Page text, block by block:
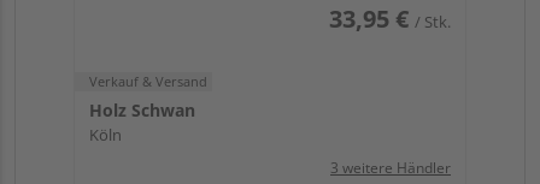
33,95 € / Stk.
Verkauf & Versand
Holz Schwan
Köln
3 weitere Händler